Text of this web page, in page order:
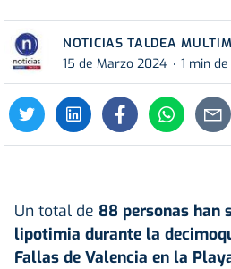
NOTICIAS TALDEA
15 de Marzo 2024
1 min
Un total de 88 personas han
lipotimia durante la
Fallas de Valencia en la